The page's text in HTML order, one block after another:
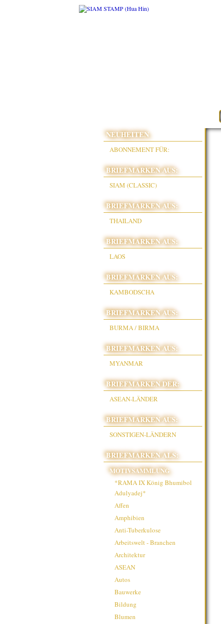
NEUHEITEN
ABONNEMENT FÜR:
BRIEFMARKEN AUS:
SIAM (CLASSIC)
BRIEFMARKEN AUS:
THAILAND
BRIEFMARKEN AUS:
LAOS
BRIEFMARKEN AUS:
KAMBODSCHA
BRIEFMARKEN AUS:
BURMA / BIRMA
BRIEFMARKEN AUS:
MYANMAR
BRIEFMARKEN DER:
ASEAN-LÄNDER
BRIEFMARKEN AUS:
SONSTIGEN-LÄNDERN
BRIEFMARKEN ALS:
MOTIVSAMMLUNG
*RAMA IX König Bhumibol
Adulyadej*
Affen
Amphibien
Anti-Tuberkulose
Arbeitswelt - Branchen
Architektur
ASEAN
Autos
Bauwerke
Bildung
Blumen